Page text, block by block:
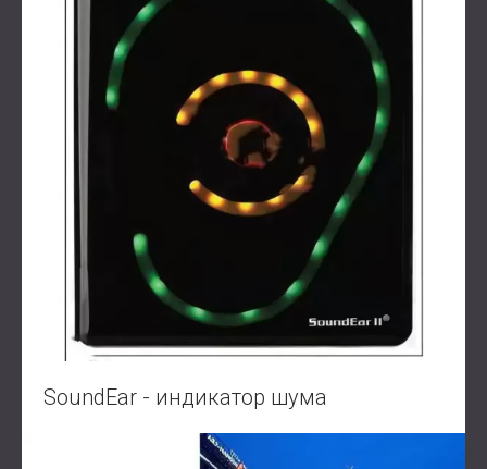
SoundEar - индикатор шума